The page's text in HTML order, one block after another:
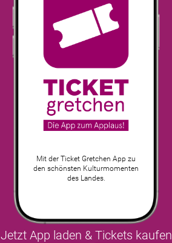
Mit der Ticket Gretchen App zu
den schönsten Kulturmomenten
des Landes.
Jetzt App laden & Tickets kaufen